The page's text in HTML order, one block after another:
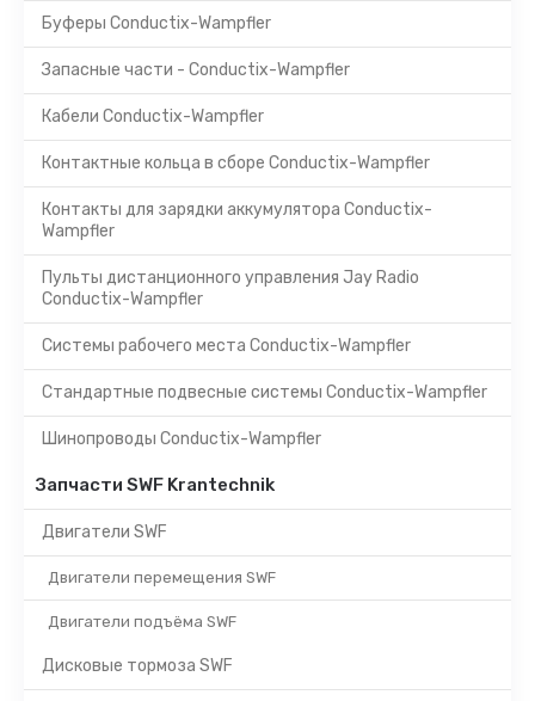
Буферы Conductix-Wampfler
Запасные части - Conductix-Wampfler
Кабели Conductix-Wampfler
Контактные кольца в сборе Conductix-Wampfler
Контакты для зарядки аккумулятора Conductix-
Wampfler
Пульты дистанционного управления Jay Radio
Conductix-Wampfler
Системы рабочего места Conductix-Wampfler
Стандартные подвесные системы Conductix-Wampfler
Шинопроводы Conductix-Wampfler
Запчасти SWF Krantechnik
Двигатели SWF
Двигатели перемещения SWF
Двигатели подъёма SWF
Дисковые тормоза SWF